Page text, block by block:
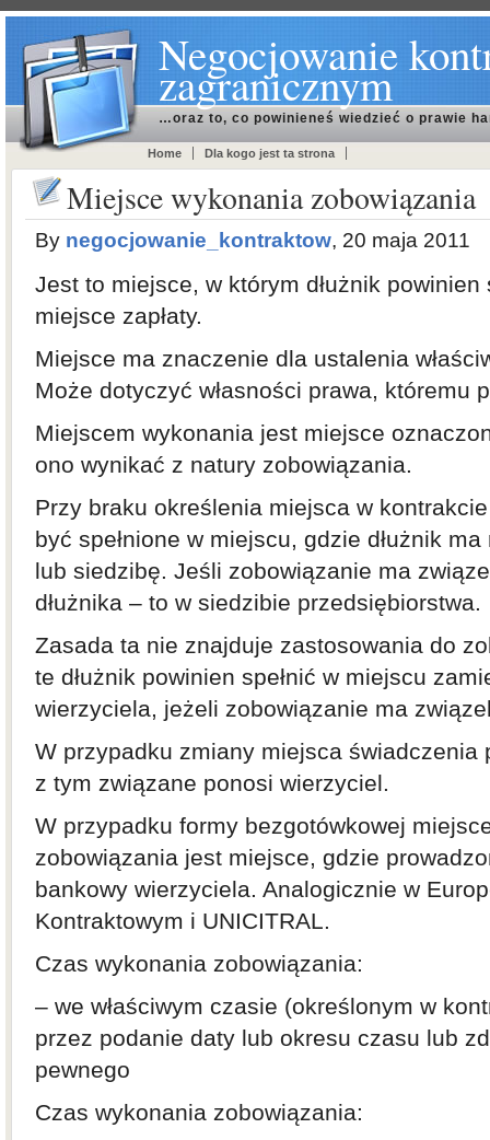
Negocjowanie
zagranicznym
…oraz to, co powinieneś wiedzieć o prawie
Home Dla kogo jest ta strona
Miejsce wykonania zobowiązania
By negocjowanie_kontraktow, 20 maja 2011
Jest to miejsce, w którym dłużnik powinien
miejsce zapłaty.
Miejsce ma znaczenie dla ustalenia
Może dotyczyć własności prawa, któremu
Miejscem wykonania jest miejsce
ono wynikać z natury zobowiązania.
Przy braku określenia miejsca w
być spełnione w miejscu, gdzie dłużnik
lub siedzibę. Jeśli zobowiązanie ma
dłużnika – to w siedzibie przedsiębiorstwa.
Zasada ta nie znajduje zastosowania do
te dłużnik powinien spełnić w miejscu
wierzyciela, jeżeli zobowiązanie ma
W przypadku zmiany miejsca świadczenia
z tym związane ponosi wierzyciel.
W przypadku formy bezgotówkowej
zobowiązania jest miejsce, gdzie
bankowy wierzyciela. Analogicznie w
Kontraktowym i UNICITRAL.
Czas wykonania zobowiązania:
– we właściwym czasie (określonym w
przez podanie daty lub okresu czasu lub
pewnego
Czas wykonania zobowiązania: